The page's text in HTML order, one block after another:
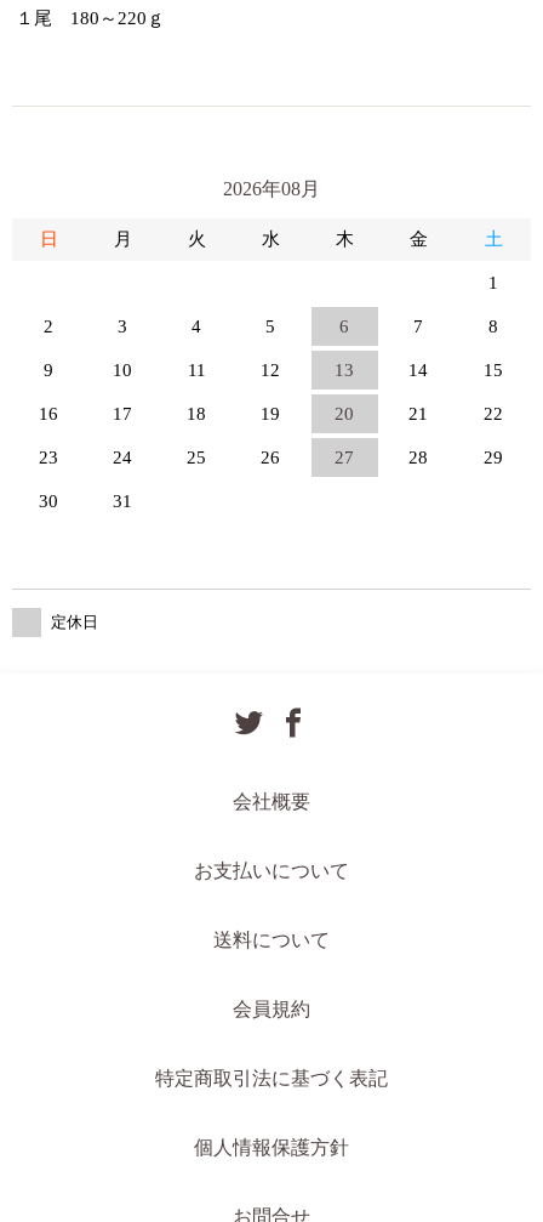
１尾 180～220ｇ
2026年08月
日 月 火 水 木 金 土
1
2 3 4 5 6 7 8
9 10 11 12 13 14 15
16 17 18 19 20 21 22
23 24 25 26 27 28 29
30 31
定休日
会社概要
お支払いについて
送料について
会員規約
特定商取引法に基づく表記
個人情報保護方針
お問合せ